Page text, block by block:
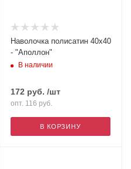
Наволочка полисатин 40х40
- "Аполлон"
В наличии
172 руб. /шт
опт. 116 руб.
В КОРЗИНУ